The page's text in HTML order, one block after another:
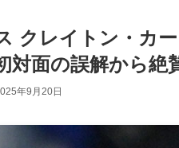
クレイトン・カ
対面の誤解から絶
年9月20日